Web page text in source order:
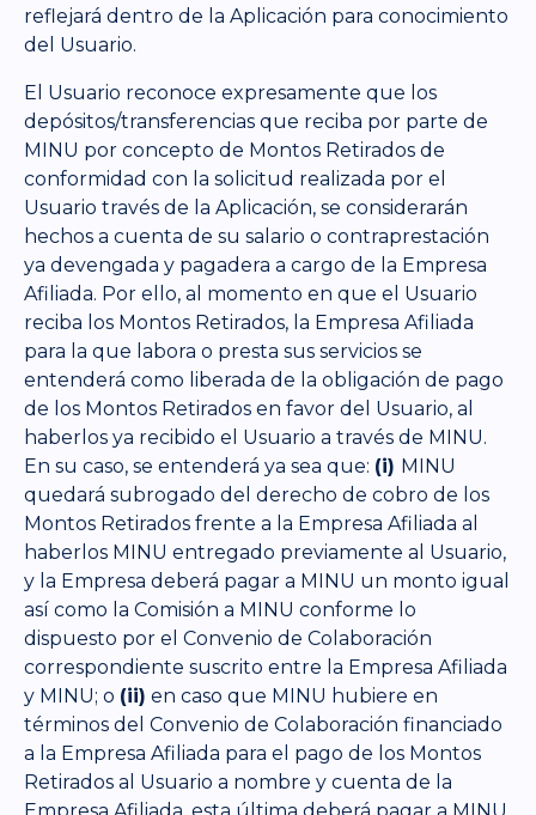
reflejará dentro de la Aplicación para conocimiento
del Usuario.
El Usuario reconoce expresamente que los
depósitos/transferencias que reciba por parte de
MINU por concepto de Montos Retirados de
conformidad con la solicitud realizada por el
Usuario través de la Aplicación, se considerarán
hechos a cuenta de su salario o contraprestación
ya devengada y pagadera a cargo de la Empresa
Afiliada. Por ello, al momento en que el Usuario
reciba los Montos Retirados, la Empresa Afiliada
para la que labora o presta sus servicios se
entenderá como liberada de la obligación de pago
de los Montos Retirados en favor del Usuario, al
haberlos ya recibido el Usuario a través de MINU.
En su caso, se entenderá ya sea que: (i) MINU
quedará subrogado del derecho de cobro de los
Montos Retirados frente a la Empresa Afiliada al
haberlos MINU entregado previamente al Usuario,
y la Empresa deberá pagar a MINU un monto igual
así como la Comisión a MINU conforme lo
dispuesto por el Convenio de Colaboración
correspondiente suscrito entre la Empresa Afiliada
y MINU; o (ii) en caso que MINU hubiere en
términos del Convenio de Colaboración financiado
a la Empresa Afiliada para el pago de los Montos
Retirados al Usuario a nombre y cuenta de la